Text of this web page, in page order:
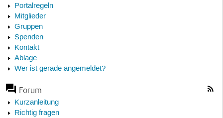
Portalregeln
Mitglieder
Gruppen
Spenden
Kontakt
Ablage
Wer ist gerade angemeldet?
Forum
Kurzanleitung
Richtig fragen